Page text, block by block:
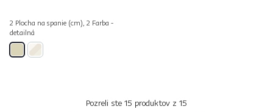
2 Plocha na spanie (cm), 2 Farba -
detailná
Pozreli ste 15 produktov z 15